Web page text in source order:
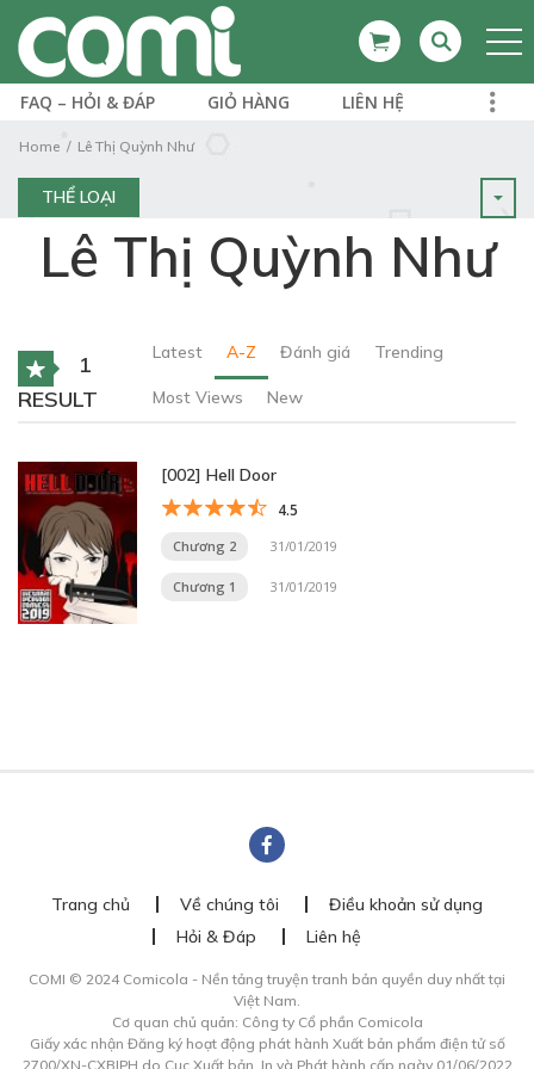
FAQ – HỎI & ĐÁP GIỎ HÀNG LIÊN HỆ
Home Lê Thị Quỳnh Như
THỂ LOẠI
Lê Thị Quỳnh Như
1
RESULT
Latest A-Z Đánh giá Trending
Most Views New
[002] Hell Door
4.5
Chương 2 31/01/2019
Chương 1 31/01/2019
Trang chủ Về chúng tôi
Điều khoản sử dụng
Hỏi & Đáp
Liên hệ
COMI © 2024 Comicola - Nền tảng truyện tranh bản quyền duy nhất tại
Việt Nam.
Cơ quan chủ quản: Công ty Cổ phần Comicola
Giấy xác nhận Đăng ký hoạt động phát hành Xuất bản phẩm điện tử số
2700/XN-CXBIPH do Cục Xuất bản, In và Phát hành cấp ngày 01/06/2022